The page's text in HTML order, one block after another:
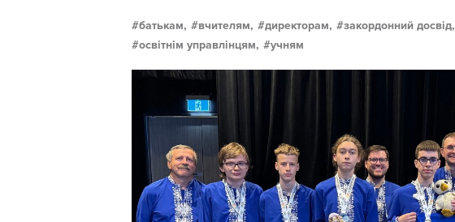
батькам, вчителям, директорам, закордонний досвід,
освітнім управлінцям,
учням